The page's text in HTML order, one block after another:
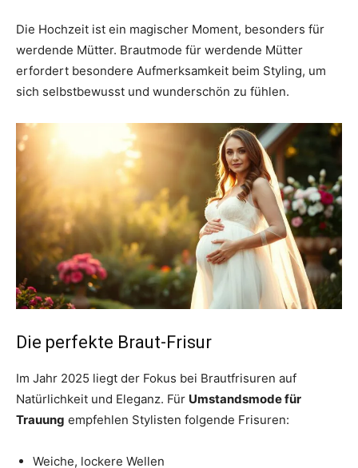
Die Hochzeit ist ein magischer Moment, besonders für
werdende Mütter. Brautmode für werdende Mütter
erfordert besondere Aufmerksamkeit beim Styling, um
sich selbstbewusst und wunderschön zu fühlen.
Die perfekte Braut-Frisur
Im Jahr 2025 liegt der Fokus bei Brautfrisuren auf
Natürlichkeit und Eleganz. Für Umstandsmode für
Trauung empfehlen Stylisten folgende Frisuren:
Weiche, lockere Wellen